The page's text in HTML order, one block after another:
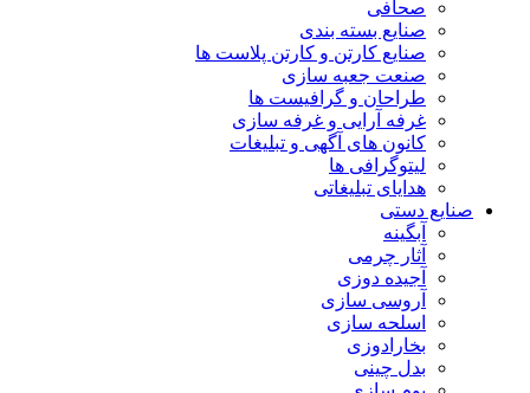
صحافی
صنایع بسته بندی
صنایع کارتن و کارتن پلاست ها
صنعت جعبه سازی
طراحان و گرافیست ها
غرفه آرایی و غرفه سازی
کانون های آگهی و تبلیغات
لیتوگرافی ها
هدایای تبلیغاتی
صنایع دستی
آبگینه
آثار چرمی
آجیده دوزی
آروسی سازی
اسلحه سازی
بخارادوزی
بدل چینی